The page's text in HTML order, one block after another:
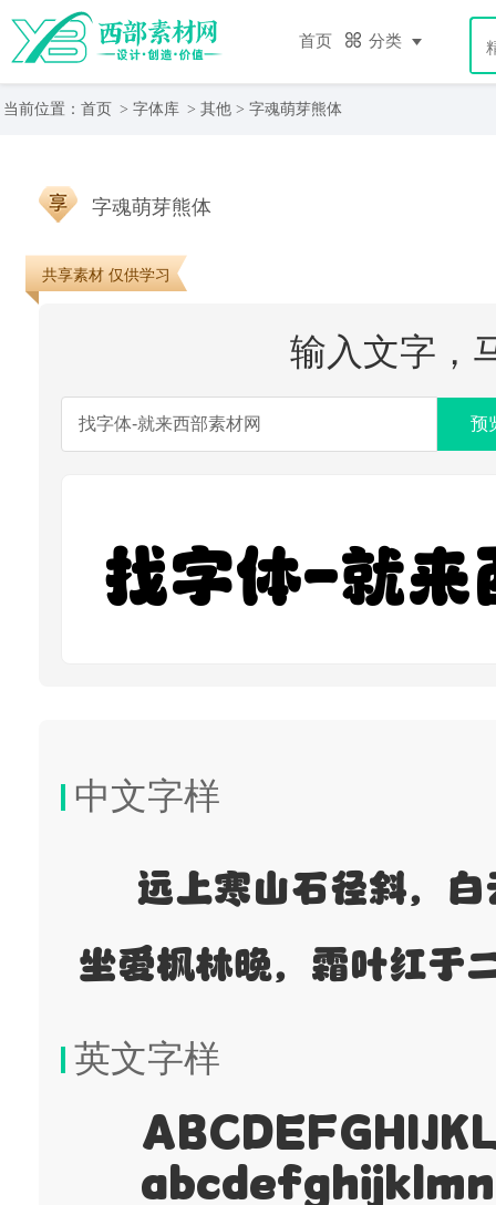
首页 分类
当前位置： 首页 > 字体库 > 其他 > 字魂萌芽熊体
字魂萌芽熊体
共享素材 仅供学习
输入文字，
预
找字体-就来
中文字样
远上寒山石径斜，
坐爱枫林晚，霜叶红于
英文字样